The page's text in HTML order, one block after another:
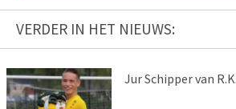
VERDER IN HET NIEUWS:
Jur Schipper van